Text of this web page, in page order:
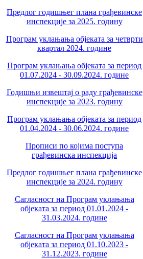
Предлог годишњег плана грађевинске
инспекције за 2025. годину
Програм уклањања објеката за четврти
квартал 2024. године
Програм уклањања објеката за период
01.07.2024 - 30.09.2024. године
Годишњи извештај о раду грађевинске
инспекције за 2023. годину
Програм уклањања објеката за период
01.04.2024 - 30.06.2024. године
Прописи по којима поступа
грађевинска инспекција
Предлог годишњег плана грађевинске
инспекције за 2024. годину
Сагласност на Програм уклањања
објеката за период 01.01.2024 -
31.03.2024. године
Сагласност на Програм уклањања
објеката за период 01.10.2023 -
31.12.2023. године